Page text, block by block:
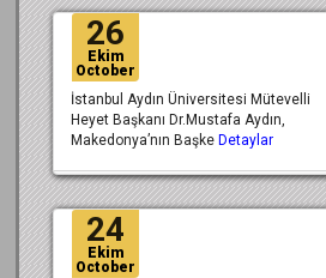
26
Ekim
October
İstanbul Aydın Üniversitesi Mütevelli
Heyet Başkanı Dr.Mustafa Aydın,
Makedonya’nın Başke Detaylar
24
Ekim
October